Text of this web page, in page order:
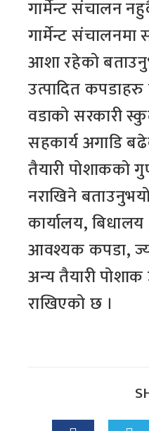
गार्मेन्ट संचालन
गार्मेन्ट
आशा रहेको
उत्पादित
वडाको सरकारी
सहकार्य अगाडि
तैयारी पोशाकको
नराखिने
कार्यालय,
आवश्यक कपडा,
अन्य तैयारी पोशाक
राखिएको छ ।